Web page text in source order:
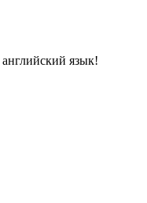
язык!